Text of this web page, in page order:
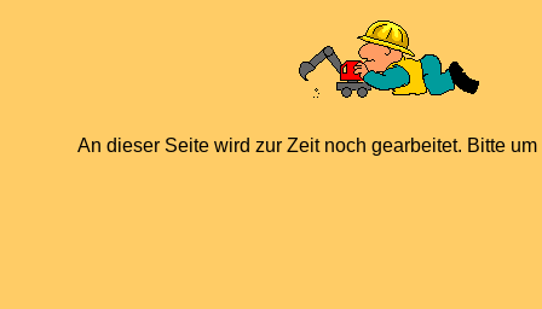
An dieser Seite wird zur Zeit noch gearbeitet. Bitte